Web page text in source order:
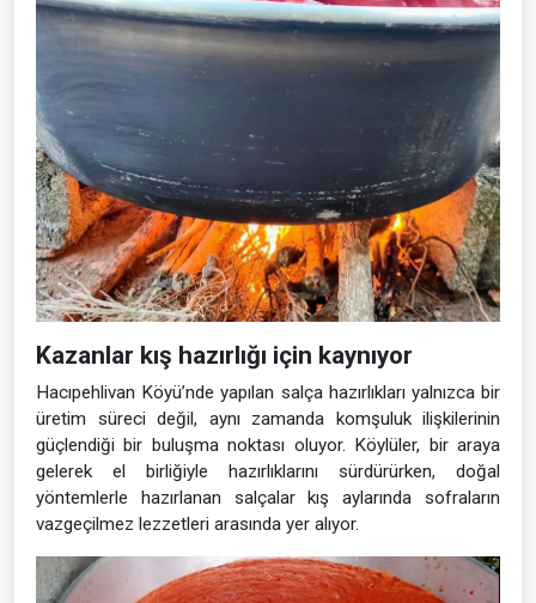
Kazanlar kış hazırlığı için kaynıyor
Hacıpehlivan Köyü’nde yapılan salça hazırlıkları yalnızca bir
üretim süreci değil, aynı zamanda komşuluk ilişkilerinin
güçlendiği bir buluşma noktası oluyor. Köylüler, bir araya
gelerek el birliğiyle hazırlıklarını sürdürürken, doğal
yöntemlerle hazırlanan salçalar kış aylarında sofraların
vazgeçilmez lezzetleri arasında yer alıyor.